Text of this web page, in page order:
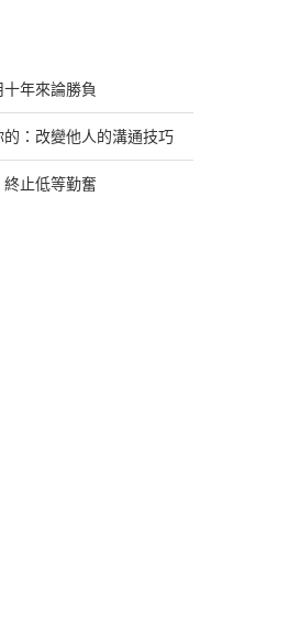
十年來論勝負
的：改變他人的溝通技巧
終止低等勤奮